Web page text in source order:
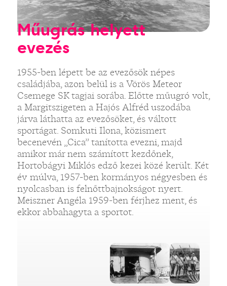
Műugrás helyett
evezés
1955-ben lépett be az evezősök népes
családjába, azon belül is a Vörös Meteor
Csemege SK tagjai sorába. Előtte műugró volt,
a Margitszigeten a Hajós Alfréd uszodába
járva láthatta az evezősöket, és váltott
sportágat. Somkuti Ilona, közismert
becenevén „Cica” tanította evezni, majd
amikor már nem számított kezdőnek,
Hortobágyi Miklós edző kezei közé került. Két
év múlva, 1957-ben kormányos négyesben és
nyolcasban is felnőttbajnokságot nyert.
Meiszner Angéla 1959-ben férjhez ment, és
ekkor abbahagyta a sportot.